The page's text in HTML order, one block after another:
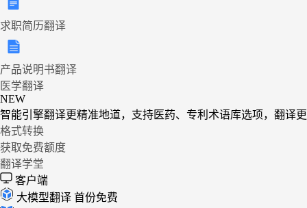
求职简历翻译
产品说明书翻译
医学翻译
NEW
智能引擎翻译更精准地道，支持医药、专利术语库选项，翻译
格式转换
获取免费额度
翻译学堂
客户端
大模型翻译 首份免费